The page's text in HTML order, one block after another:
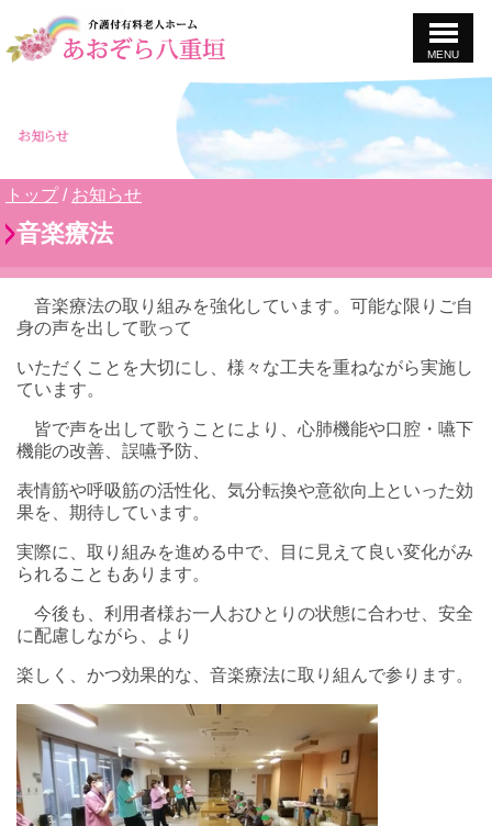
MENU
現
の
置：
トップ/ お知らせ
音楽療法
音楽療法の取り組みを強化しています。可能な限りご自
身の声を出して歌って
いただくことを大切にし、様々な工夫を重ねながら実施し
ています。
皆で声を出して歌うことにより、心肺機能や口腔・嚥下
機能の改善、誤嚥予防、
表情筋や呼吸筋の活性化、気分転換や意欲向上といった効
果を、期待しています。
実際に、取り組みを進める中で、目に見えて良い変化がみ
られることもあります。
今後も、利用者様お一人おひとりの状態に合わせ、安全
に配慮しながら、より
楽しく、かつ効果的な、音楽療法に取り組んで参ります。